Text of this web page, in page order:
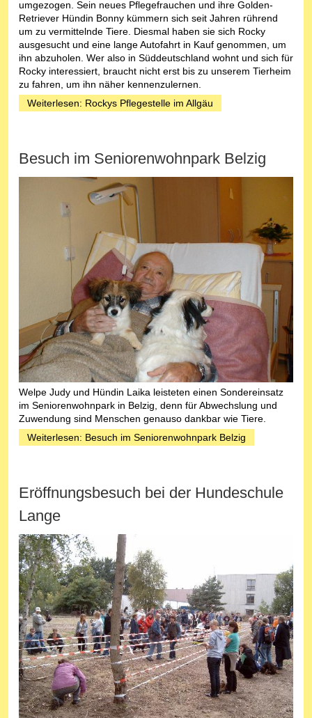
umgezogen. Sein neues Pflegefrauchen und ihre Golden-
Retriever Hündin Bonny kümmern sich seit Jahren rührend
um zu vermittelnde Tiere. Diesmal haben sie sich Rocky
ausgesucht und eine lange Autofahrt in Kauf genommen, um
ihn abzuholen. Wer also in Süddeutschland wohnt und sich für
Rocky interessiert, braucht nicht erst bis zu unserem Tierheim
zu fahren, um ihn näher kennenzulernen.
Weiterlesen: Rockys Pflegestelle im Allgäu
Besuch im Seniorenwohnpark Belzig
Welpe Judy und Hündin Laika leisteten einen Sondereinsatz
im Seniorenwohnpark in Belzig, denn für Abwechslung und
Zuwendung sind Menschen genauso dankbar wie Tiere.
Weiterlesen: Besuch im Seniorenwohnpark Belzig
Eröffnungsbesuch bei der Hundeschule
Lange